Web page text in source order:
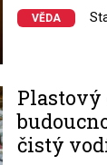
VĚDA
Plastový
čistý